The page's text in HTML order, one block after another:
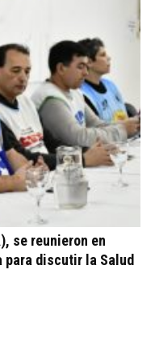
se reunieron en
para discutir la Salud